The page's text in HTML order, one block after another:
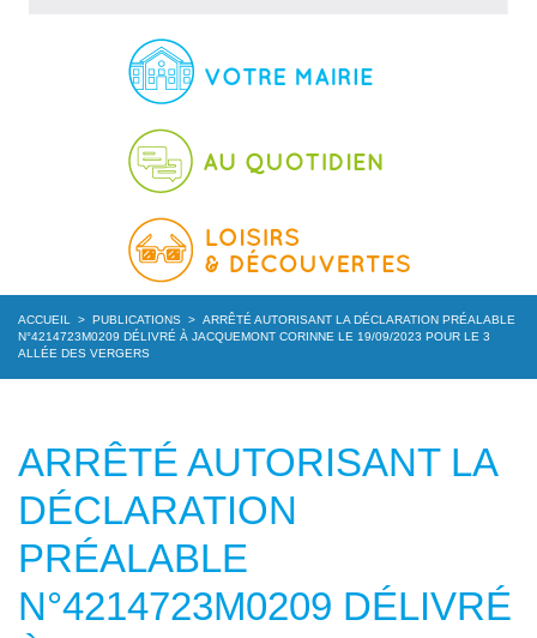
ACCUEIL > PUBLICATIONS > ARRÊTÉ AUTORISANT LA DÉCLARATION PRÉALABLE
N°4214723M0209 DÉLIVRÉ À JACQUEMONT CORINNE LE 19/09/2023 POUR LE 3
ALLÉE DES VERGERS
ARRÊTÉ AUTORISANT LA
DÉCLARATION
PRÉALABLE
N°4214723M0209 DÉLIVRÉ